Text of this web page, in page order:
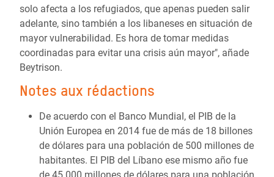
solo afecta a los refugiados, que apenas pueden salir
adelante, sino también a los libaneses en situación de
mayor vulnerabilidad. Es hora de tomar medidas
coordinadas para evitar una crisis aún mayor", añade
Beytrison.
Notes aux rédactions
De acuerdo con el Banco Mundial, el PIB de la
Unión Europea en 2014 fue de más de 18 billones
de dólares para una población de 500 millones de
habitantes. El PIB del Líbano ese mismo año fue